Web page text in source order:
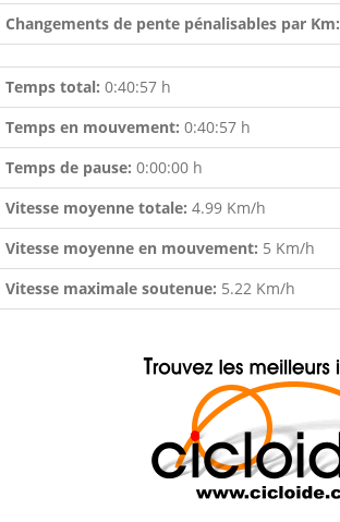
Changements de pente pénalisables par Km:
Temps total: 0:40:57 h
Temps en mouvement: 0:40:57 h
Temps de pause: 0:00:00 h
Vitesse moyenne totale: 4.99 Km/h
Vitesse moyenne en mouvement: 5 Km/h
Vitesse maximale soutenue: 5.22 Km/h